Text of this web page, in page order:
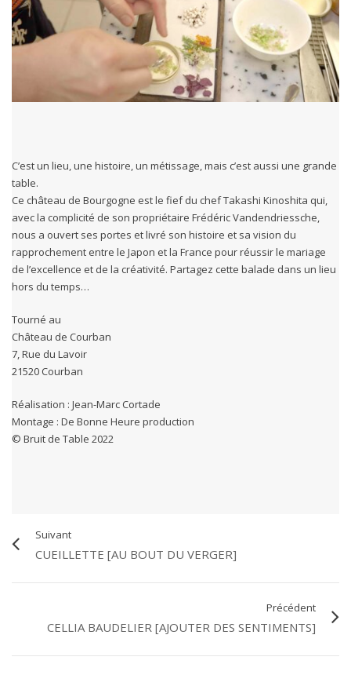
C’est un lieu, une histoire, un métissage, mais c’est aussi une grande
table.
Ce château de Bourgogne est le fief du chef Takashi Kinoshita qui,
avec la complicité de son propriétaire Frédéric Vandendriessche,
nous a ouvert ses portes et livré son histoire et sa vision du
rapprochement entre le Japon et la France pour réussir le mariage
de l’excellence et de la créativité. Partagez cette balade dans un lieu
hors du temps…
Tourné au
Château de Courban
7, Rue du Lavoir
21520 Courban
Réalisation : Jean-Marc Cortade
Montage : De Bonne Heure production
© Bruit de Table 2022
Suivant
CUEILLETTE [AU BOUT DU VERGER]
Précédent
CELLIA BAUDELIER [AJOUTER DES SENTIMENTS]